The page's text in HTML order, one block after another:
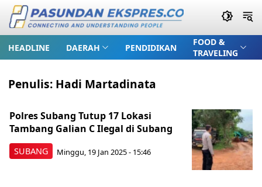
HEADLINE DAERAH PENDIDIKAN
FOOD &
TRAVELING
Penulis: Hadi Martadinata
SUBANG
Polres Subang Tutup 17 Lokasi
Tambang Galian C Ilegal di Subang
Minggu, 19 Jan 2025 - 15:46